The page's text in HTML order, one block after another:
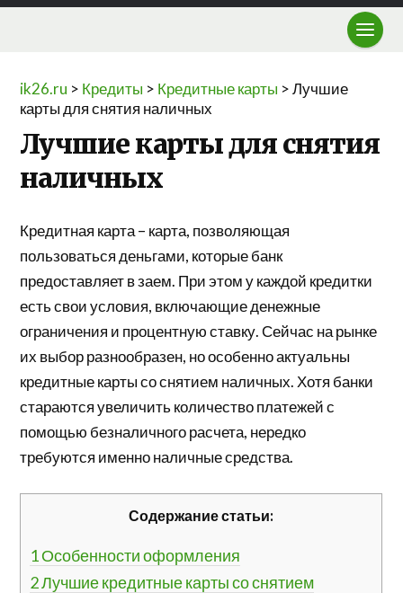
ik26.ru > Кредиты > Кредитные карты >Лучшие
карты для снятия наличных
Лучшие карты для снятия
наличных
Кредитная карта – карта, позволяющая
пользоваться деньгами, которые банк
предоставляет в заем. При этом у каждой кредитки
есть свои условия, включающие денежные
ограничения и процентную ставку. Сейчас на рынке
их выбор разнообразен, но особенно актуальны
кредитные карты со снятием наличных. Хотя банки
стараются увеличить количество платежей с
помощью безналичного расчета, нередко
требуются именно наличные средства.
Содержание статьи:
1Особенности оформления
2Лучшие кредитные карты со снятием